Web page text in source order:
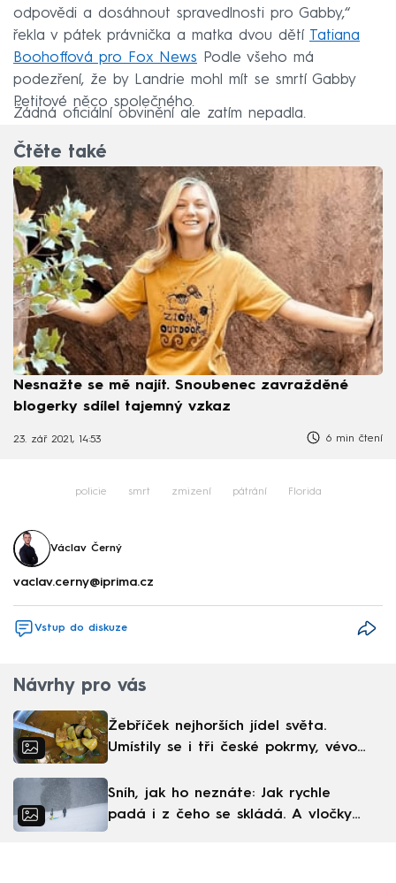
odpovědi a dosáhnout spravedlnosti pro Gabby,“
řekla v pátek právnička a matka dvou dětí Tatiana
Boohoffová pro Fox News Podle všeho má
podezření, že by Landrie mohl mít se smrtí Gabby
Petitové něco společného.
Žádná oficiální obvinění ale zatím nepadla.
Čtěte také
Nesnažte se mě najít. Snoubenec zavražděné
blogerky sdílel tajemný vzkaz
23. zář 2021, 14:53 6 min čtení
policie smrt zmizení pátrání Florida
Václav Černý
vaclav.cerny@iprima.cz
Vstup do diskuze
Návrhy pro vás
Žebříček nejhorších jídel světa.
Umístily se i tři české pokrmy, vévodí
Sníh, jak ho neznáte: Jak rychle
padá i z čeho se skládá. A vločky